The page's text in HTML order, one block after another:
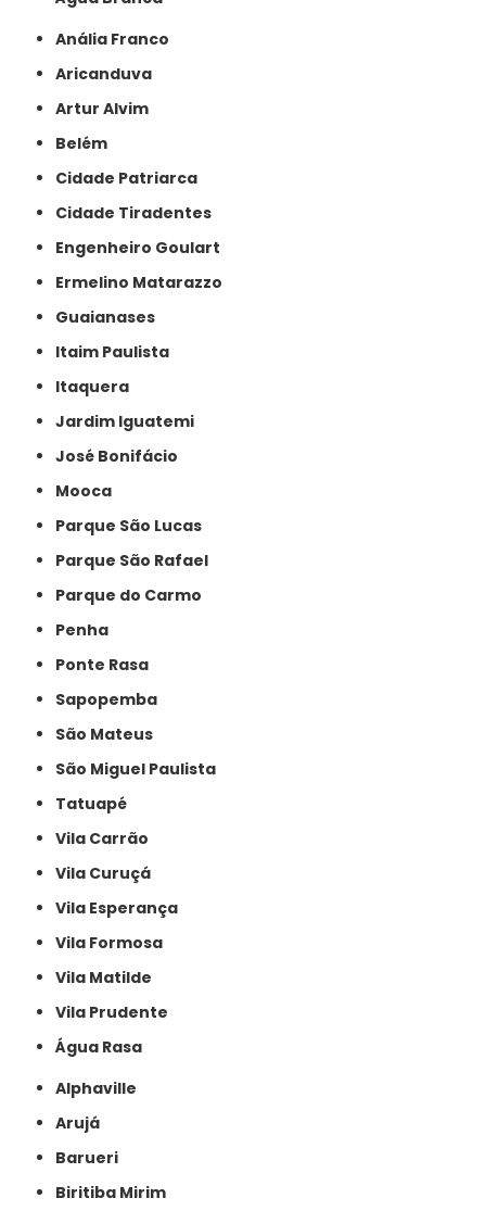
Anália Franco
Aricanduva
Artur Alvim
Belém
Cidade Patriarca
Cidade Tiradentes
Engenheiro Goulart
Ermelino Matarazzo
Guaianases
Itaim Paulista
Itaquera
Jardim Iguatemi
José Bonifácio
Mooca
Parque São Lucas
Parque São Rafael
Parque do Carmo
Penha
Ponte Rasa
Sapopemba
São Mateus
São Miguel Paulista
Tatuapé
Vila Carrão
Vila Curuçá
Vila Esperança
Vila Formosa
Vila Matilde
Vila Prudente
Água Rasa
Alphaville
Arujá
Barueri
Biritiba Mirim